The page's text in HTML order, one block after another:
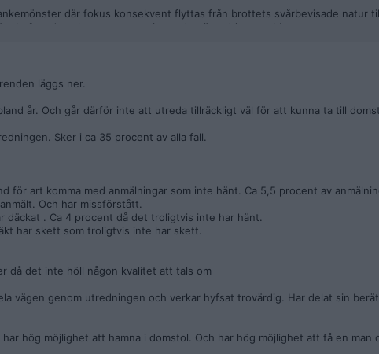
där fokus konsekvent flyttas från brottets svårbevisade natur
obefogade och att systemet i grunden överdriver problemet.
överdrivet oavsett vad statistiken faktiskt visar då är det inte längre en
för att tro på.
de har godkänt övergreppen, kvinnor som blir utsatta, överdrivet, varför
i vissa nätverksmiljöer.
läggs ner.
år. Och går därför inte att utreda tillräckligt väl för att kunna ta till
Sker i ca 35 procent av alla fall.
för art komma med anmälningar som inte hänt. Ca 5,5 procent av
Och har missförstått.
däckat . Ca 4 procent då det troligtvis inte har hänt.
har skett som troligtvis inte har skett.
då det inte höll någon kvalitet att tals om
vägen genom utredningen och verkar hyfsat trovärdig. Har delat sin
hög möjlighet att hamna i domstol. Och har hög möjlighet att få en man